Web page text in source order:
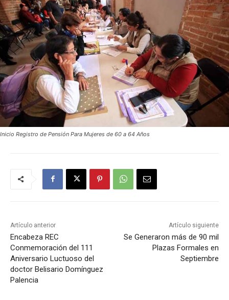
Inicio Registro de Pensión Para Mujeres de 60 a 64 Años
Artículo anterior
Encabeza REC
Conmemoración del 111
Aniversario Luctuoso del
doctor Belisario Domínguez
Palencia
Artículo siguiente
Se Generaron más de 90 mil
Plazas Formales en
Septiembre